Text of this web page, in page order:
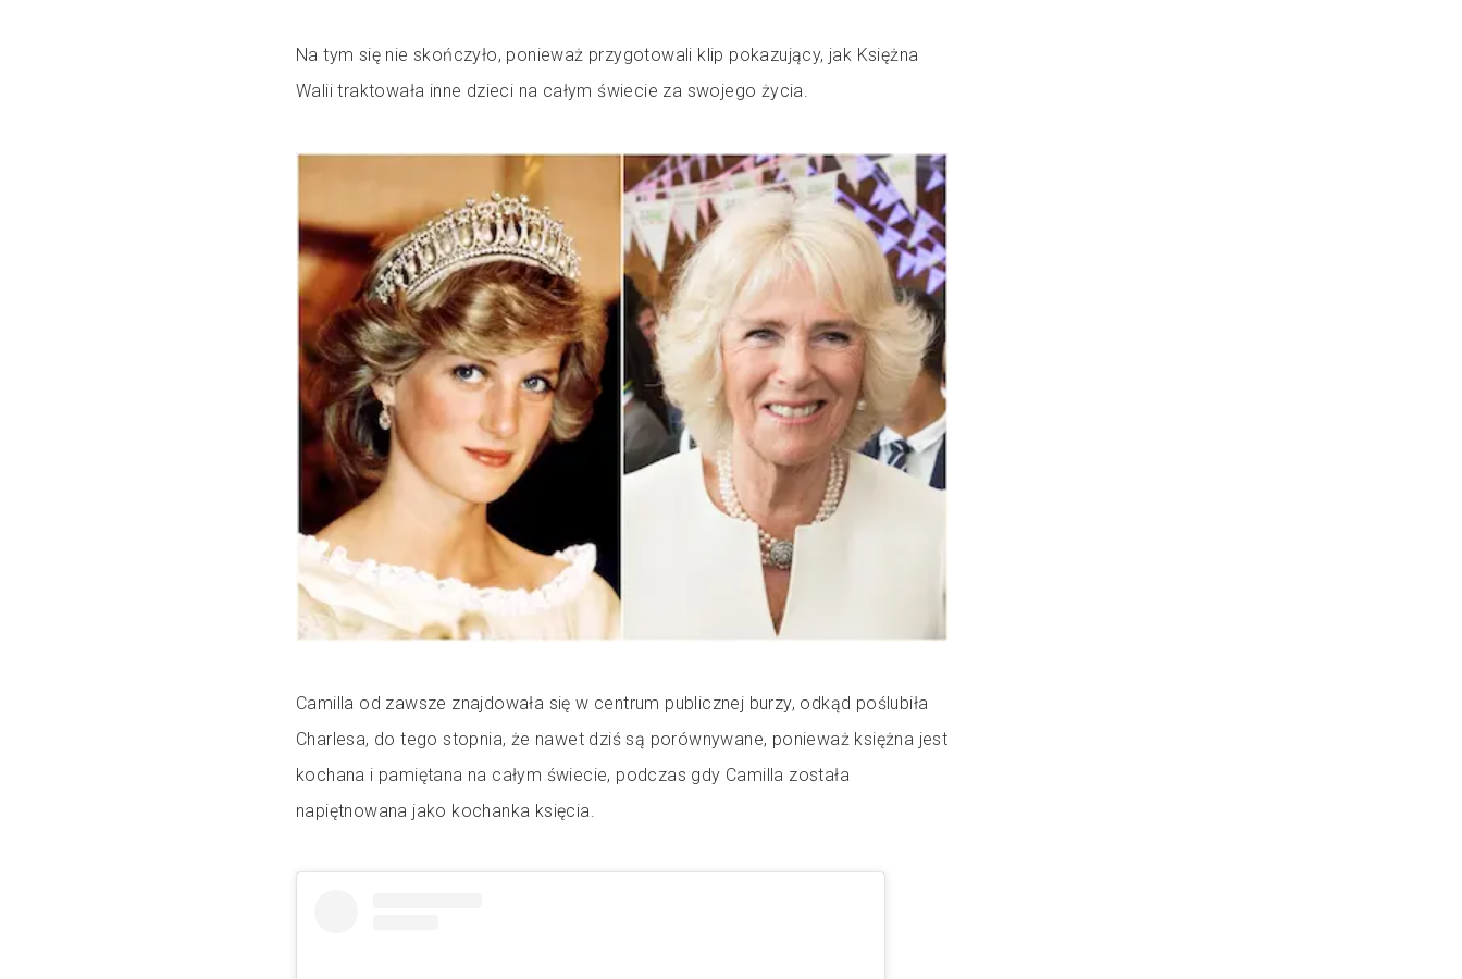
Na tym się nie skończyło, ponieważ przygotowali klip pokazujący, jak Księżna
Walii traktowała inne dzieci na całym świecie za swojego życia.
Camilla od zawsze znajdowała się w centrum publicznej burzy, odkąd poślubiła
Charlesa, do tego stopnia, że nawet dziś są porównywane, ponieważ księżna jest
kochana i pamiętana na całym świecie, podczas gdy Camilla została
napiętnowana jako kochanka księcia.